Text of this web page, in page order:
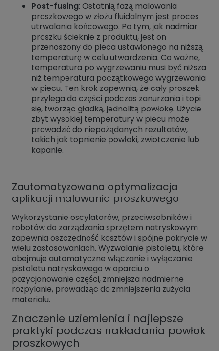
Post-fusing: Ostatnią fazą malowania
proszkowego w złożu fluidalnym jest proces
utrwalania końcowego. Po tym, jak nadmiar
proszku ścieknie z produktu, jest on
przenoszony do pieca ustawionego na niższą
temperaturę w celu utwardzenia. Co ważne,
temperatura po wygrzewaniu musi być niższa
niż temperatura początkowego wygrzewania
w piecu. Ten krok zapewnia, że cały proszek
przylega do części podczas zanurzania i topi
się, tworząc gładką, jednolitą powłokę. Użycie
zbyt wysokiej temperatury w piecu może
prowadzić do niepożądanych rezultatów,
takich jak topnienie powłoki, zwiotczenie lub
kapanie.
Zautomatyzowana optymalizacja
aplikacji malowania proszkowego
Wykorzystanie oscylatorów, przeciwsobników i
robotów do zarządzania sprzętem natryskowym
zapewnia oszczędność kosztów i spójne pokrycie w
wielu zastosowaniach. Wyzwalanie pistoletu, które
obejmuje automatyczne włączanie i wyłączanie
pistoletu natryskowego w oparciu o
pozycjonowanie części, zmniejsza nadmierne
rozpylanie, prowadząc do zmniejszenia zużycia
materiału.
Znaczenie uziemienia i najlepsze
praktyki podczas nakładania powłok
proszkowych